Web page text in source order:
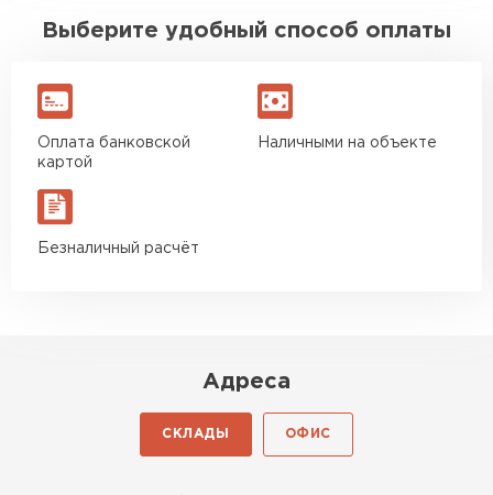
Выберите удобный способ оплаты
Оплата банковской
картой
Наличными на объекте
Безналичный расчёт
Адреса
СКЛАДЫ ОФИС